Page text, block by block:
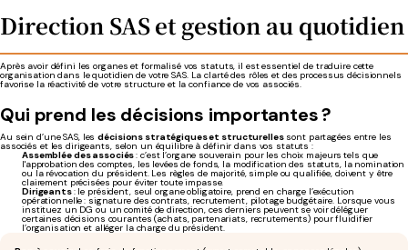
Direction SAS et gestion au quotidien
Après avoir défini les organes et formalisé vos statuts, il est essentiel de traduire cette
organisation dans le quotidien de votre SAS. La clarté des rôles et des processus décisionnels
favorise la réactivité de votre structure et la confiance de vos associés.
Qui prend les décisions importantes ?
Au sein d’une SAS, lesdécisions stratégiques et structurellessont partagées entre les
associés et les dirigeants, selon un équilibre à définir dans vos statuts :
Assemblée des associés: c’est l’organe souverain pour les choix majeurs tels que
l'approbation des comptes, les levées de fonds, la modification des statuts, la nomination
ou la révocation du président. Les règles de majorité, simple ou qualifiée, doivent y être
clairement précisées pour éviter toute impasse.
Dirigeants: le président, seul organe obligatoire, prend en charge l’exécution
opérationnelle : signature des contrats, recrutement, pilotage budgétaire. Lorsque vous
instituez un DG ou un comité de direction, ces derniers peuvent se voir déléguer
certaines décisions courantes (achats, partenariats, recrutements) pour fluidifier
l’organisation et alléger la charge du président.